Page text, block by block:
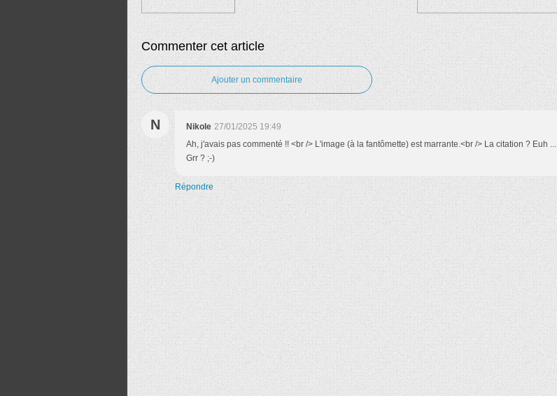
Commenter cet article
Ajouter un commentaire
N Nikole 27/01/2025 19:49
Ah, j'avais pas commenté !! <br /> L'image (à la fantômette) est marrante.<br /> La citation ? Euh ...
Grr ? ;-)
Répondre